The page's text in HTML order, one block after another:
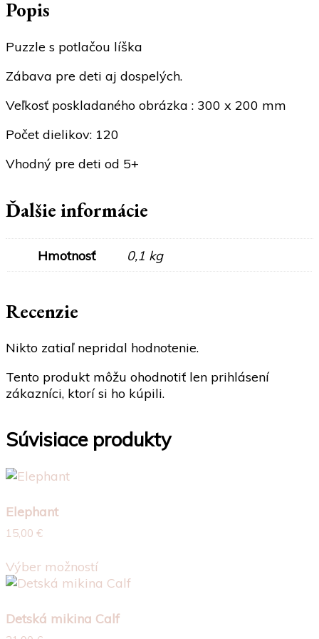
Popis
Puzzle s potlačou líška
Zábava pre deti aj dospelých.
Veľkosť poskladaného obrázka : 300 x 200 mm
Počet dielikov: 120
Vhodný pre deti od 5+
Ďalšie informácie
Hmotnosť 0,1 kg
Recenzie
Nikto zatiaľ nepridal hodnotenie.
Tento produkt môžu ohodnotiť len prihlásení
zákazníci, ktorí si ho kúpili.
Súvisiace produkty
Elephant
15,00 €
Výber možností
má
variantov.
Detská mikina Calf